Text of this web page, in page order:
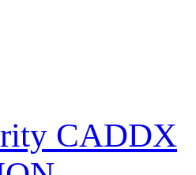
CADDX